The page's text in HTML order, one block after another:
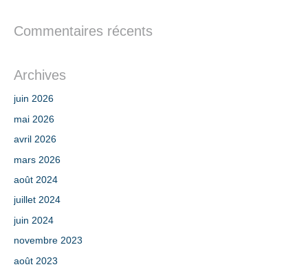
Commentaires récents
Archives
juin 2026
mai 2026
avril 2026
mars 2026
août 2024
juillet 2024
juin 2024
novembre 2023
août 2023